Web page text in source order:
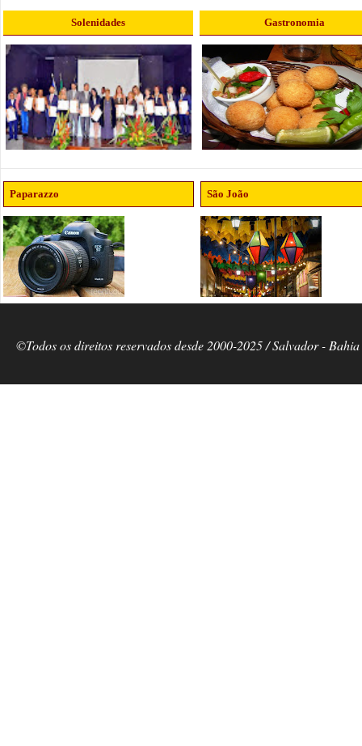
Solenidades Gastronomia
Paparazzo São João
©Todos os direitos reservados desde 2000-2025 / Salvador -